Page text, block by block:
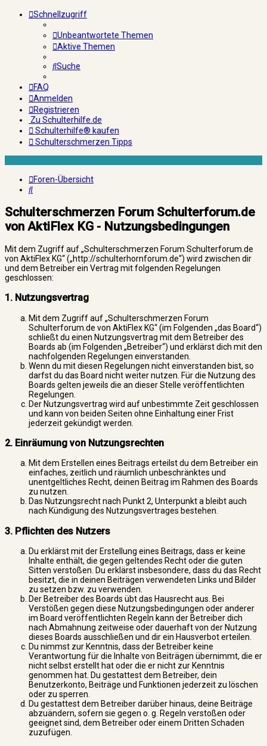
Schnellzugriff
Unbeantwortete Themen
Aktive Themen
Suche
FAQ
Anmelden
Registrieren
Zu Schulterhilfe.de
Schulterhilfe® kaufen
Schulterschmerzen Tipps
Foren-Übersicht
Suche
Schulterschmerzen Forum Schulterforum.de
von AktiFlex KG - Nutzungsbedingungen
Mit dem Zugriff auf „Schulterschmerzen Forum Schulterforum.de
von AktiFlex KG“ („http://schulterhornforum.de“) wird zwischen dir
und dem Betreiber ein Vertrag mit folgenden Regelungen
geschlossen:
1. Nutzungsvertrag
Mit dem Zugriff auf „Schulterschmerzen Forum
Schulterforum.de von AktiFlex KG“ (im Folgenden „das Board“)
schließt du einen Nutzungsvertrag mit dem Betreiber des
Boards ab (im Folgenden „Betreiber“) und erklärst dich mit den
nachfolgenden Regelungen einverstanden.
Wenn du mit diesen Regelungen nicht einverstanden bist, so
darfst du das Board nicht weiter nutzen. Für die Nutzung des
Boards gelten jeweils die an dieser Stelle veröffentlichten
Regelungen.
Der Nutzungsvertrag wird auf unbestimmte Zeit geschlossen
und kann von beiden Seiten ohne Einhaltung einer Frist
jederzeit gekündigt werden.
2. Einräumung von Nutzungsrechten
Mit dem Erstellen eines Beitrags erteilst du dem Betreiber ein
einfaches, zeitlich und räumlich unbeschränktes und
unentgeltliches Recht, deinen Beitrag im Rahmen des Boards
zu nutzen.
Das Nutzungsrecht nach Punkt 2, Unterpunkt a bleibt auch
nach Kündigung des Nutzungsvertrages bestehen.
3. Pflichten des Nutzers
Du erklärst mit der Erstellung eines Beitrags, dass er keine
Inhalte enthält, die gegen geltendes Recht oder die guten
Sitten verstoßen. Du erklärst insbesondere, dass du das Recht
besitzt, die in deinen Beiträgen verwendeten Links und Bilder
zu setzen bzw. zu verwenden.
Der Betreiber des Boards übt das Hausrecht aus. Bei
Verstößen gegen diese Nutzungsbedingungen oder anderer
im Board veröffentlichten Regeln kann der Betreiber dich
nach Abmahnung zeitweise oder dauerhaft von der Nutzung
dieses Boards ausschließen und dir ein Hausverbot erteilen.
Du nimmst zur Kenntnis, dass der Betreiber keine
Verantwortung für die Inhalte von Beiträgen übernimmt, die er
nicht selbst erstellt hat oder die er nicht zur Kenntnis
genommen hat. Du gestattest dem Betreiber, dein
Benutzerkonto, Beiträge und Funktionen jederzeit zu löschen
oder zu sperren.
Du gestattest dem Betreiber darüber hinaus, deine Beiträge
abzuändern, sofern sie gegen o. g. Regeln verstoßen oder
geeignet sind, dem Betreiber oder einem Dritten Schaden
zuzufügen.